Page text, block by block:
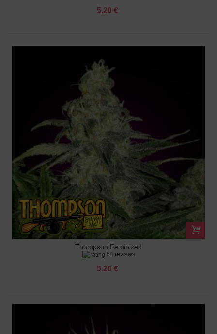
5.20 €
Thompson Feminized
54 reviews
5.20 €